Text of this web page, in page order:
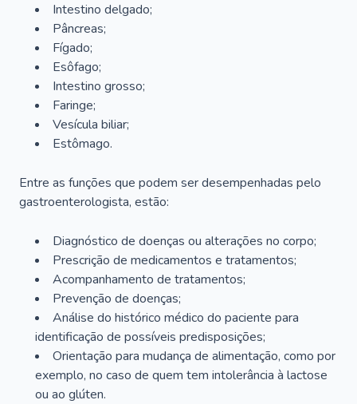
Intestino delgado;
Pâncreas;
Fígado;
Esôfago;
Intestino grosso;
Faringe;
Vesícula biliar;
Estômago.
Entre as funções que podem ser desempenhadas pelo
gastroenterologista, estão:
Diagnóstico de doenças ou alterações no corpo;
Prescrição de medicamentos e tratamentos;
Acompanhamento de tratamentos;
Prevenção de doenças;
Análise do histórico médico do paciente para
identificação de possíveis predisposições;
Orientação para mudança de alimentação, como por
exemplo, no caso de quem tem intolerância à lactose
ou ao glúten.